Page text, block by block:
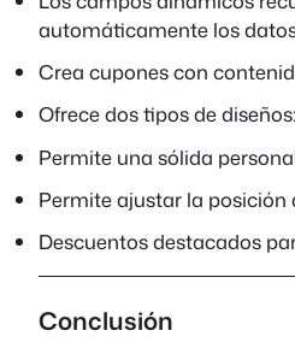
automáticamente los
Crea cupones con
Ofrece dos tipos de
Permite una sólida
Permite ajustar la posición
Descuentos destacados
Conclusión